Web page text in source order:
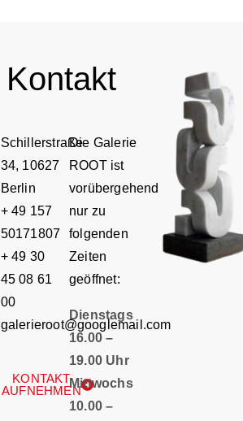
Kontakt
Schillerstraße
34, 10627
Berlin
+ 49 157
50171807
+ 49 30
45 08 61
00
galerieroot@googlemail.com
KONTAKT
AUFNEHMEN
Die Galerie
ROOT ist
vorübergehend
nur zu
folgenden
Zeiten
geöffnet:
Dienstags
16.00 –
19.00 Uhr
Mittwochs
10.00 –